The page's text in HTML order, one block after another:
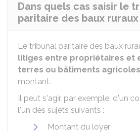
Dans quels cas saisir le
paritaire des baux ruraux
Le tribunal paritaire des baux
litiges entre propriétaires et
terres ou bâtiments agricoles
montant.
Il peut s'agir, par exemple, d'un
l'un des sujets suivants :
Montant du loyer